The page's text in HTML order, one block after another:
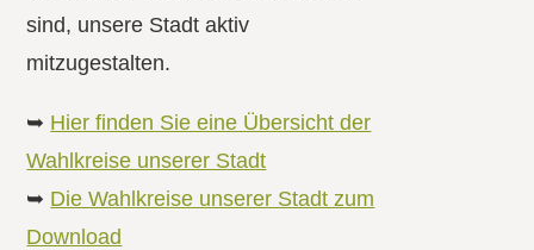
sind, unsere Stadt aktiv
mitzugestalten.
➥ Hier finden Sie eine Übersicht der
Wahlkreise unserer Stadt
➥ Die Wahlkreise unserer Stadt zum
Download